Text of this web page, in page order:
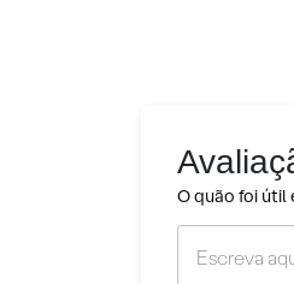
O quão foi útil